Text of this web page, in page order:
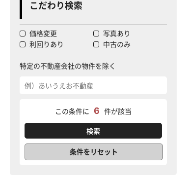
こだわり検索
価格変更
写真あり
利回りあり
中古のみ
特定の不動産会社の物件を除く
この条件に 6 件が該当
条件をリセット